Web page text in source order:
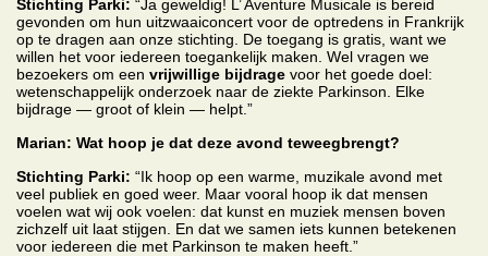
Stichting Parki: “Ja geweldig! L’ Aventure Musicale is bereid
gevonden om hun uitzwaaiconcert voor de optredens in Frankrijk
op te dragen aan onze stichting. De toegang is gratis, want we
willen het voor iedereen toegankelijk maken. Wel vragen we
bezoekers om een vrijwillige bijdrage voor het goede doel:
wetenschappelijk onderzoek naar de ziekte Parkinson. Elke
bijdrage — groot of klein — helpt.”
Marian: Wat hoop je dat deze avond teweegbrengt?
Stichting Parki: “Ik hoop op een warme, muzikale avond met
veel publiek en goed weer. Maar vooral hoop ik dat mensen
voelen wat wij ook voelen: dat kunst en muziek mensen boven
zichzelf uit laat stijgen. En dat we samen iets kunnen betekenen
voor iedereen die met Parkinson te maken heeft.”